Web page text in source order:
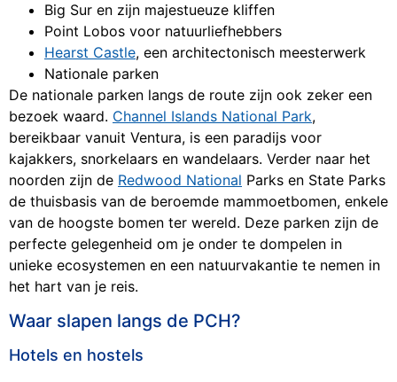
Big Sur en zijn majestueuze kliffen
Point Lobos voor natuurliefhebbers
Hearst Castle, een architectonisch meesterwerk
Nationale parken
De nationale parken langs de route zijn ook zeker een
bezoek waard. Channel Islands National Park,
bereikbaar vanuit Ventura, is een paradijs voor
kajakkers, snorkelaars en wandelaars. Verder naar het
noorden zijn de Redwood National Parks en State Parks
de thuisbasis van de beroemde mammoetbomen, enkele
van de hoogste bomen ter wereld. Deze parken zijn de
perfecte gelegenheid om je onder te dompelen in
unieke ecosystemen en een natuurvakantie te nemen in
het hart van je reis.
Waar slapen langs de PCH?
Hotels en hostels